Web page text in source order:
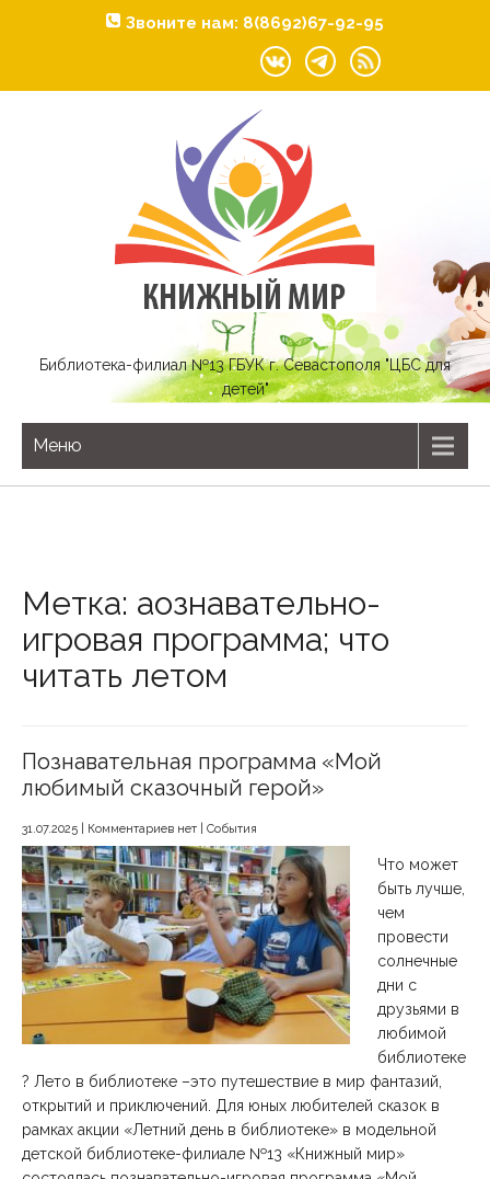
Звоните нам: 8(8692)67-92-95
Библиотека-филиал №13 ГБУК г. Севастополя "ЦБС для
детей"
Меню
Метка: аознавательно-
игровая программа; что
читать летом
Познавательная программа «Мой
любимый сказочный герой»
31.07.2025 Комментариев нет События
Что может
быть лучше,
чем
провести
солнечные
дни с
друзьями в
любимой
библиотеке
? Лето в библиотеке –это путешествие в мир фантазий,
открытий и приключений. Для юных любителей сказок в
рамках акции «Летний день в библиотеке» в модельной
детской библиотеке-филиале №13 «Книжный мир»